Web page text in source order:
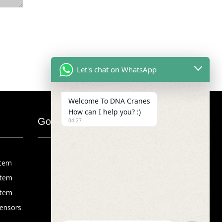
Google Map
Let's chat on WhatsApp
Welcome To DNA Cranes
How can I help you? :)
04:27